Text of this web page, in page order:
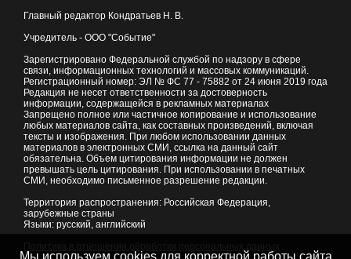
Главный редактор Кондратьев Н. В.
Учредитель - ООО "Событие"
Зарегистрировано Федеральной службой по надзору в сфере
связи, информационных технологий и массовых коммуникаций.
Регистрационный номер: ЭЛ № ФС 77 - 75882 от 24 июня 2019 года
Редакция не несет ответственности за достоверность
информации, содержащейся в рекламных материалах
Запрещено полное или частичное копирование и использование
любых материалов сайта, как составных произведений, включая
тексты и изображения. При любом использовании данных
материалов в электронных СМИ, ссылка на данный сайт
обязательна. Объем цитирования информации не должен
превышать цель цитирования. При использовании в печатных
СМИ, необходимо письменное разрешение редакции.
Территория распространения: Российская Федерация,
зарубежные страны
Языки: русский, английский
Мы используем cookies для корректной работы сайта